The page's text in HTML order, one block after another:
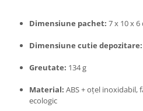
Masini de cusut si accesorii
Articole antidaunatori gradina
Sere si solarii
Suflante si aspiratoare exterior
Unelte altoit
Dimensiune pachet: 7 x 10 x 6
Dimensiune cutie depozitare:
Greutate: 134 g
Material: ABS + oțel inoxidabil,
ecologic